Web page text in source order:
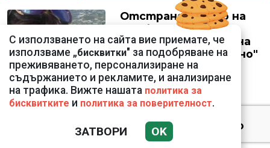
Отстраняването на
шефката на
кадастъра във Варна
по случая "Баба Алино"
остава в сила
Цени с над 10 на сто
отклонение от
С използването на сайта вие приемате, че
използваме „бисквитки" за подобряване на
преживяването, персонализиране на
съдържанието и рекламите, и анализиране
на трафика. Вижте нашата политика за
бисквитките и политика за поверителност.
ЗАТВОРИ OK